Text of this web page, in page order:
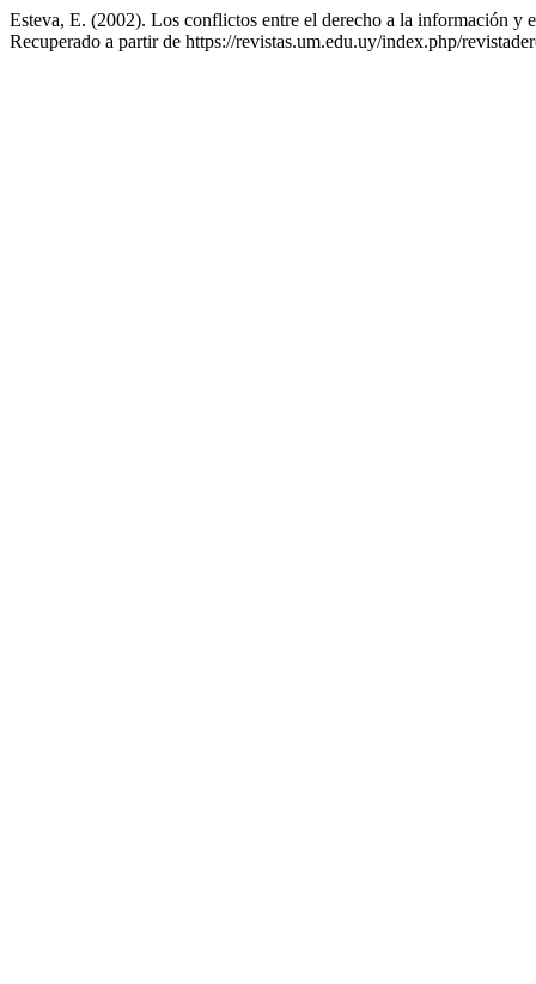
Esteva, E. (2002). Los conflictos entre el derecho a la información y
Recuperado a partir de https://revistas.um.edu.uy/index.php/